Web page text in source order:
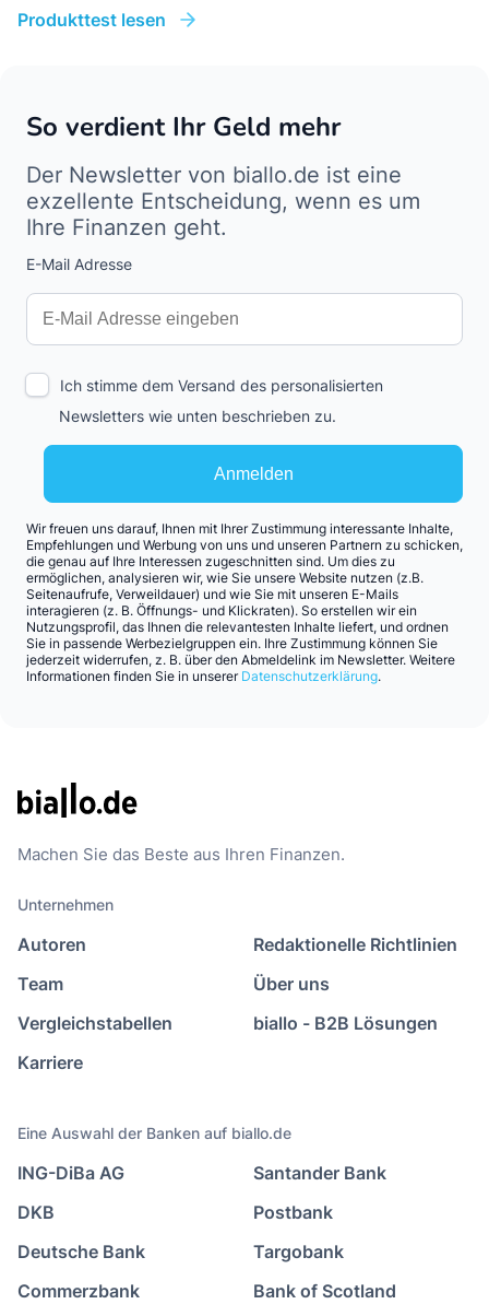
Produkttest lesen
So verdient Ihr Geld mehr
Der Newsletter von biallo.de ist eine
exzellente Entscheidung, wenn es um
Ihre Finanzen geht.
E-Mail Adresse
Interests
Amount
Anmelden
Ich stimme dem Versand des personalisierten
Newsletters wie unten beschrieben zu.
Wir freuen uns darauf, Ihnen mit Ihrer Zustimmung interessante Inhalte,
Empfehlungen und Werbung von uns und unseren Partnern zu schicken,
die genau auf Ihre Interessen zugeschnitten sind. Um dies zu
ermöglichen, analysieren wir, wie Sie unsere Website nutzen (z.B.
Seitenaufrufe, Verweildauer) und wie Sie mit unseren E-Mails
interagieren (z. B. Öffnungs- und Klickraten). So erstellen wir ein
Nutzungsprofil, das Ihnen die relevantesten Inhalte liefert, und ordnen
Sie in passende Werbezielgruppen ein. Ihre Zustimmung können Sie
jederzeit widerrufen, z. B. über den Abmeldelink im Newsletter. Weitere
Informationen finden Sie in unserer Datenschutzerklärung.
Machen Sie das Beste aus Ihren Finanzen.
Unternehmen
Autoren
Team
Vergleichstabellen
Karriere
Redaktionelle Richtlinien
Über uns
biallo - B2B Lösungen
Eine Auswahl der Banken auf biallo.de
ING-DiBa AG
DKB
Deutsche Bank
Commerzbank
Santander Bank
Postbank
Targobank
Bank of Scotland